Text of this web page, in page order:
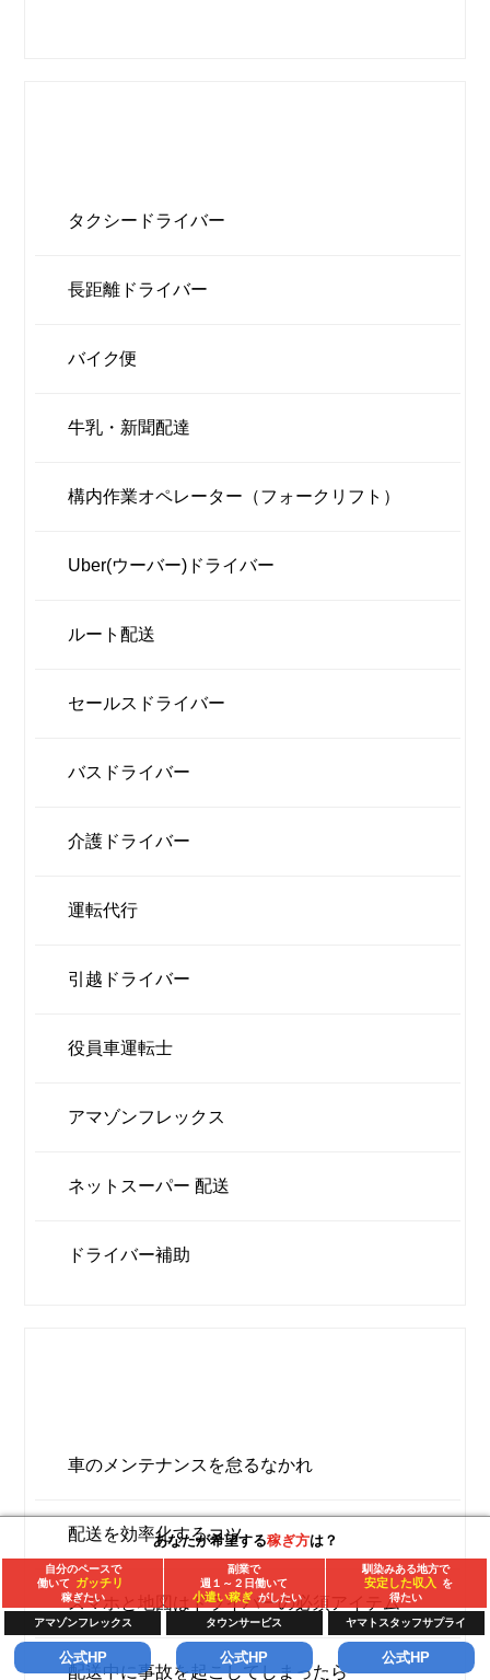
タクシードライバー
長距離ドライバー
バイク便
牛乳・新聞配達
構内作業オペレーター（フォークリフト）
Uber(ウーバー)ドライバー
ルート配送
セールスドライバー
バスドライバー
介護ドライバー
運転代行
引越ドライバー
役員車運転士
アマゾンフレックス
ネットスーパー 配送
ドライバー補助
車のメンテナンスを怠るなかれ
配送を効率化するコツ
スマホと地図はドライバーの必須アイテム
配送中に事故を起こしてしまったら
あなたが希望する稼ぎ方は？
自分のペースで
働いて ガッチリ
稼ぎたい
アマゾンフレックス
公式HP
副業で
週１～２日働いて
小遣い稼ぎ がしたい
タウンサービス
公式HP
馴染みある地方で
安定した収入
を
得たい
ヤマトスタッフサプライ
公式HP